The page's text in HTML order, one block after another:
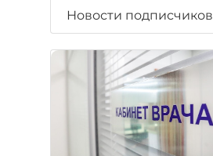
Новости подписчиков